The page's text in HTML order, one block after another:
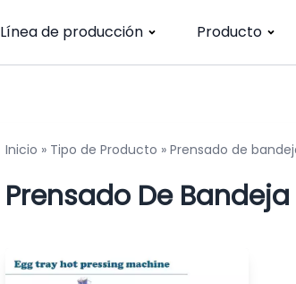
Línea de producción Producto
Inicio » Tipo de Producto » Prensado de
Prensado De